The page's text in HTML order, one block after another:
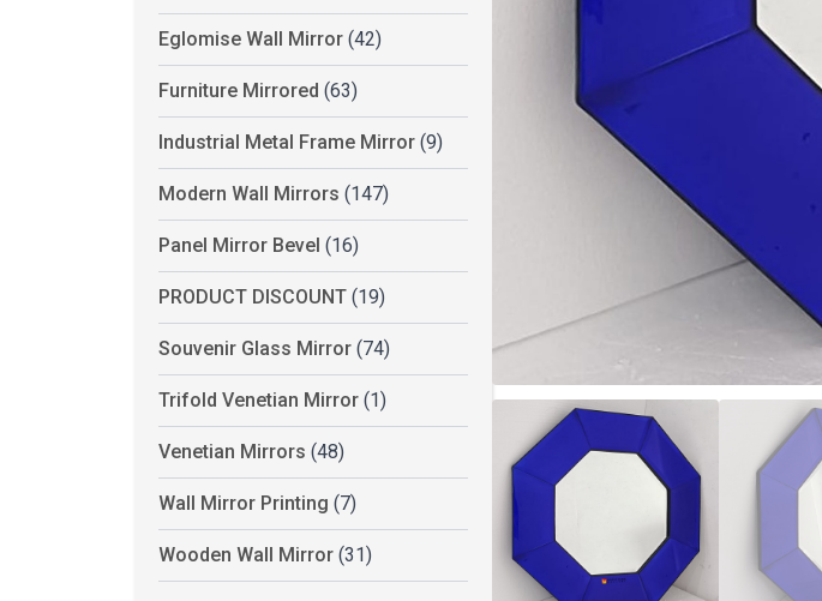
Eglomise Wall Mirror (42)
Furniture Mirrored (63)
Industrial Metal Frame Mirror (9)
Modern Wall Mirrors (147)
Panel Mirror Bevel (16)
PRODUCT DISCOUNT (19)
Souvenir Glass Mirror (74)
Trifold Venetian Mirror (1)
Venetian Mirrors (48)
Wall Mirror Printing (7)
Wooden Wall Mirror (31)